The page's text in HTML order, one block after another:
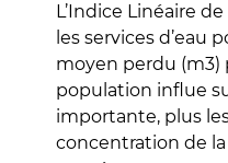
L’Indice Linéaire
les services d’eau
moyen perdu (m3)
population influe
importante, plus
concentration de